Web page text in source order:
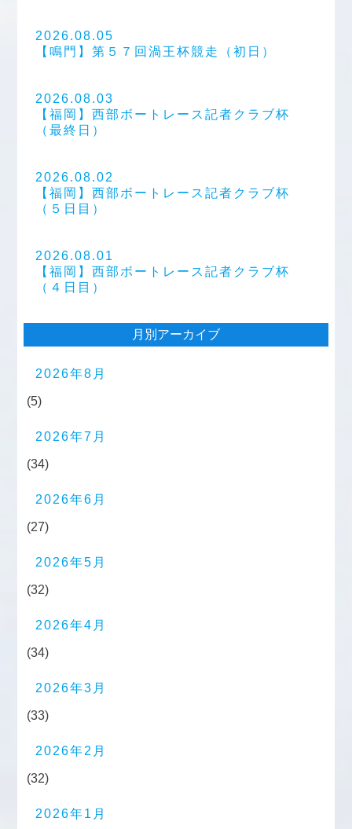
2026.08.05
【鳴門】第５７回渦王杯競走（初日）
2026.08.03
【福岡】西部ボートレース記者クラブ杯
（最終日）
2026.08.02
【福岡】西部ボートレース記者クラブ杯
（５日目）
2026.08.01
【福岡】西部ボートレース記者クラブ杯
（４日目）
月別アーカイブ
2026年8月
(5)
2026年7月
(34)
2026年6月
(27)
2026年5月
(32)
2026年4月
(34)
2026年3月
(33)
2026年2月
(32)
2026年1月